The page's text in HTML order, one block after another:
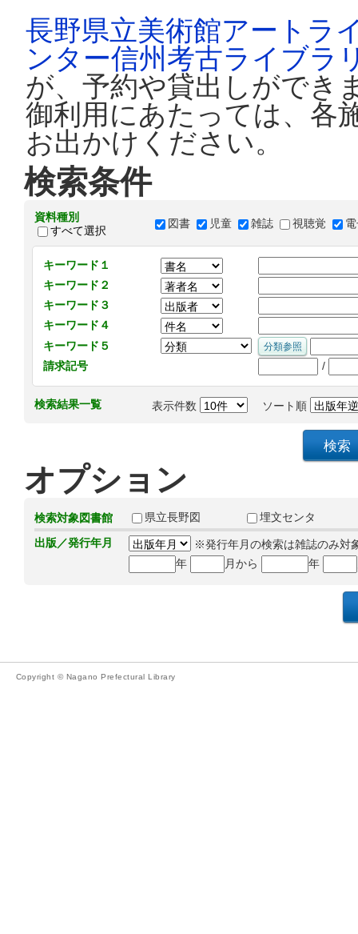
長野県立美術館アートラ
ンター信州考古ライブラ
が、予約や貸出しができ
御利用にあたっては、各
お出かけください。
検索条件
資料種別
すべて選択
図書 児童 雑誌 視聴覚
キーワード１
キーワード２
キーワード３
キーワード４
キーワード５
請求記号
/
検索結果一覧 表示件数 ソート順
オプション
検索対象図書館 県立長野図
埋文センタ
出版／発行年月
※発行年月の検索は雑誌のみ対
年
月から 年
Copyright © Nagano Prefectural Library